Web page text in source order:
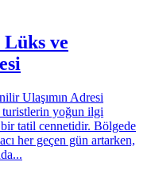
Lüks ve
Ulaşımın Adresi
turistlerin yoğun ilgi
tatil cennetidir. Bölgede
her geçen gün artarken,